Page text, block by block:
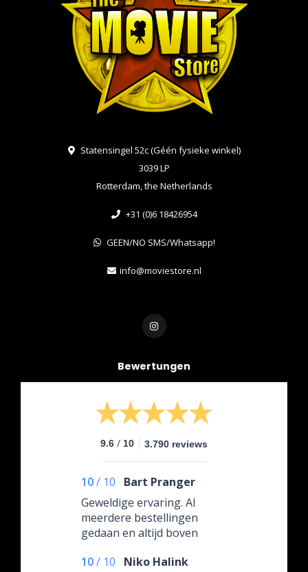
Statensingel 52c (Géén fysieke winkel)
3039 LP
Rotterdam, the Netherlands
+31 (0)6 18426954
GEEN/NO SMS/Whatsapp!
info@moviestore.nl
Bewertungen
9.6 / 10 3.790 reviews
10/ 10
Bart Pranger
Geweldige ervaring. Al
meerdere bestellingen
gedaan en altijd boven
10/ 10
Niko Halink